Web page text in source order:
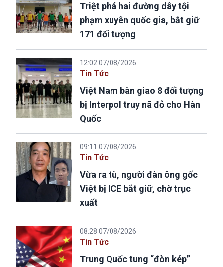
Triệt phá hai đường dây tội
phạm xuyên quốc gia, bắt giữ
171 đối tượng
12:02 07/08/2026
Tin Tức
Việt Nam bàn giao 8 đối tượng
bị Interpol truy nã đỏ cho Hàn
Quốc
09:11 07/08/2026
Tin Tức
Vừa ra tù, người đàn ông gốc
Việt bị ICE bắt giữ, chờ trục
xuất
08:28 07/08/2026
Tin Tức
Trung Quốc tung “đòn kép”